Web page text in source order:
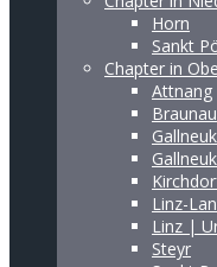
Horn
Sankt
Chapter in
Attnang
Braunau
Linz-
Linz |
Steyr